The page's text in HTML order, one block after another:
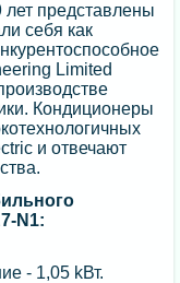
представлены
себя как
Limited
Кондиционеры
и отвечают
N1:
- 1,05 kВт.